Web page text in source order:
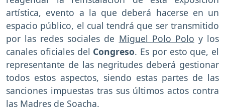
artística, evento a la que deberá hacerse en un
espacio público, el cual tendrá que ser transmitido
por las redes sociales de Miguel Polo Polo y los
canales oficiales del Congreso. Es por esto que, el
representante de las negritudes deberá gestionar
todos estos aspectos, siendo estas partes de las
sanciones impuestas tras sus últimos actos contra
las Madres de Soacha.